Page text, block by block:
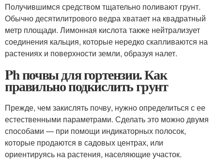
Получившимся средством тщательно поливают грунт.
Обычно десятилитрового ведра хватает на квадратный
метр площади. Лимонная кислота также нейтрализует
соединения кальция, которые нередко скапливаются на
растениях и поверхности земли, образуя налет.
Ph почвы для гортензии. Как
правильно подкислить грунт
Прежде, чем закислять почву, нужно определиться с ее
естественными параметрами. Сделать это можно двумя
способами — при помощи индикаторных полосок,
которые продаются в садовых центрах, или
ориентируясь на растения, населяющие участок.